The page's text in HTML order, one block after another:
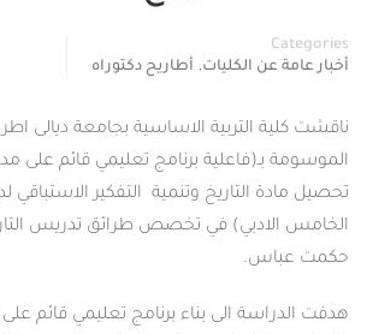
Categories
أخبار عامة عن الكليات, أطاريح دكتوراه
ناقشت كلية التربية الاساسية بجامعة ديالى
الموسومة بـ(فاعلية برنامج تعليمي قائم على
تحصيل مادة التاريخ وتنمية التفكير
الخامس الادبي) في تخصص طرائق تدريس
حكمت عباس.
هدفت الدراسة الى بناء برنامج تعليمي قائم على